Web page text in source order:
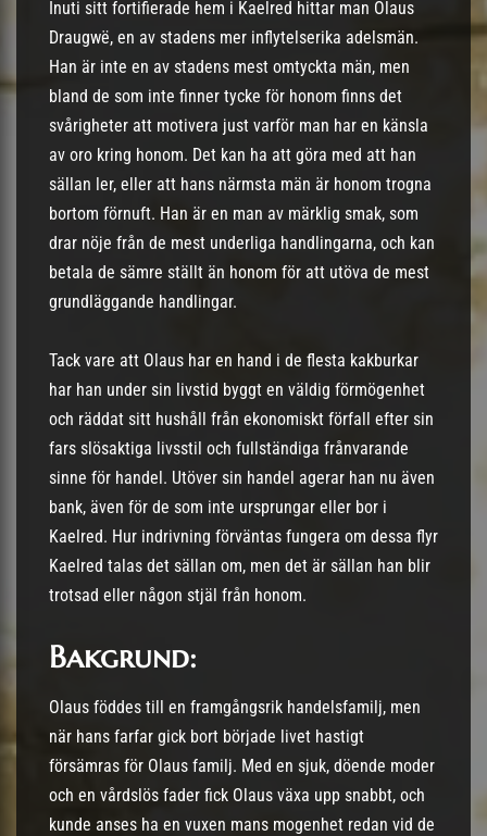
Inuti sitt fortifierade hem i Kaelred hittar man Olaus
Draugwë, en av stadens mer inflytelserika adelsmän.
Han är inte en av stadens mest omtyckta män, men
bland de som inte finner tycke för honom finns det
svårigheter att motivera just varför man har en känsla
av oro kring honom. Det kan ha att göra med att han
sällan ler, eller att hans närmsta män är honom trogna
bortom förnuft. Han är en man av märklig smak, som
drar nöje från de mest underliga handlingarna, och kan
betala de sämre ställt än honom för att utöva de mest
grundläggande handlingar.
Tack vare att Olaus har en hand i de flesta kakburkar
har han under sin livstid byggt en väldig förmögenhet
och räddat sitt hushåll från ekonomiskt förfall efter sin
fars slösaktiga livsstil och fullständiga frånvarande
sinne för handel. Utöver sin handel agerar han nu även
bank, även för de som inte ursprungar eller bor i
Kaelred. Hur indrivning förväntas fungera om dessa flyr
Kaelred talas det sällan om, men det är sällan han blir
trotsad eller någon stjäl från honom.
Bakgrund:
Olaus föddes till en framgångsrik handelsfamilj, men
när hans farfar gick bort började livet hastigt
försämras för Olaus familj. Med en sjuk, döende moder
och en vårdslös fader fick Olaus växa upp snabbt, och
kunde anses ha en vuxen mans mogenhet redan vid de